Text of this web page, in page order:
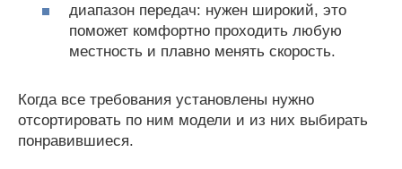
диапазон передач: нужен широкий, это
поможет комфортно проходить любую
местность и плавно менять скорость.
Когда все требования установлены нужно
отсортировать по ним модели и из них выбирать
понравившиеся.